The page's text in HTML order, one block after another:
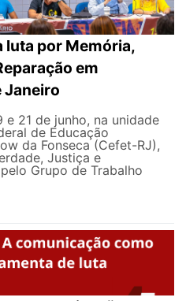
luta por Memória,
em
Janeiro
e 21 de junho, na unidade
de Educação
da Fonseca (Cefet-RJ),
Justiça e
Grupo de Trabalho